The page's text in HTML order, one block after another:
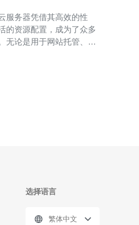
服务器凭借其高效的性
的资源配置，成为了众多
无论是用于网站托管、应
云服务器的多种使用场景
选择语言
繁体中文